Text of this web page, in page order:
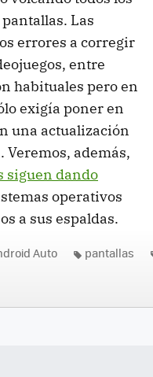
Las
errores a corregir
entre
habituales pero en
exigía poner en
una actualización
Veremos, además,
siguen dando
operativos
a sus espaldas.
Auto pantallas